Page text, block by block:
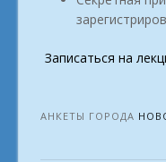
Записаться на
АНКЕТЫ ГОРОДА